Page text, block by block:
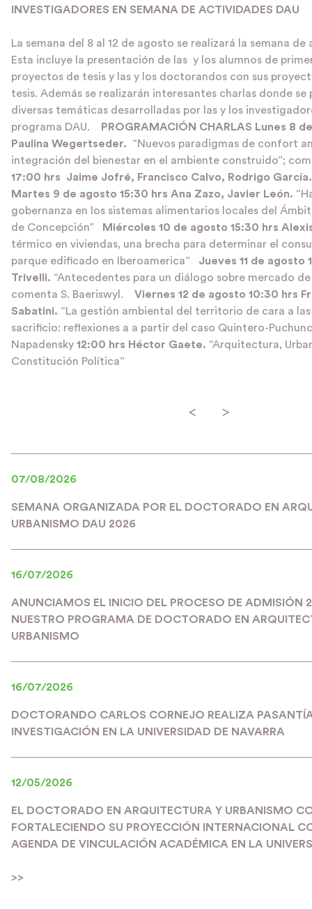
INVESTIGADORES EN SEMANA DE ACTIVIDADES DAU
La semana del 8 al 12 de agosto se realizará la semana de
Esta incluye la presentación de las y los alumnos de
proyectos de tesis y las y los doctorandos con sus
tesis. Además se realizarán interesantes charlas donde se
diversas temáticas desarrolladas por las y los
programa DAU.
PROGRAMACIÓN CHARLAS Lunes 8
Paulina Wegertseder. “Nuevos paradigmas de confort
integración del bienestar en el ambiente construido”;
17:00 hrs Jaime Jofré, Francisco Calvo, Rodrigo García.
Martes 9 de agosto 15:30 hrs Ana Zazo, Javier León.
gobernanza en los sistemas alimentarios locales del
de Concepción”
Miércoles 10 de agosto 15:30 hrs
térmico en viviendas, una brecha para determinar el
parque edificado en Iberoamerica”
Jueves 11 de agosto
Trivelli. “Antecedentes para un diálogo sobre mercado de
comenta S. Baeriswyl.
Viernes 12 de agosto 10:30 hrs
Sabatini. “La gestión ambiental del territorio de cara a las
sacrificio: reflexiones a a partir del caso Quintero-
Napadensky 12:00 hrs Héctor Gaete. “Arquitectura,
Constitución Política”
< >
07/08/2026
SEMANA ORGANIZADA POR EL DOCTORADO EN
URBANISMO DAU 2026
16/07/2026
ANUNCIAMOS EL INICIO DEL PROCESO DE ADMISIÓN
NUESTRO PROGRAMA DE DOCTORADO EN
URBANISMO
16/07/2026
DOCTORANDO CARLOS CORNEJO REALIZA
INVESTIGACIÓN EN LA UNIVERSIDAD DE NAVARRA
12/05/2026
EL DOCTORADO EN ARQUITECTURA Y URBANISMO
FORTALECIENDO SU PROYECCIÓN INTERNACIONAL
AGENDA DE VINCULACIÓN ACADÉMICA EN LA
>>